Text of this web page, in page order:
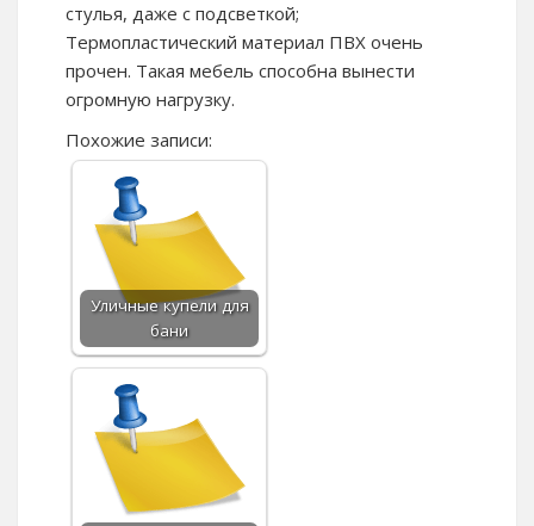
стулья, даже с подсветкой;
Термопластический материал ПВХ очень
прочен. Такая мебель способна вынести
огромную нагрузку.
Похожие записи:
Уличные купели для
бани